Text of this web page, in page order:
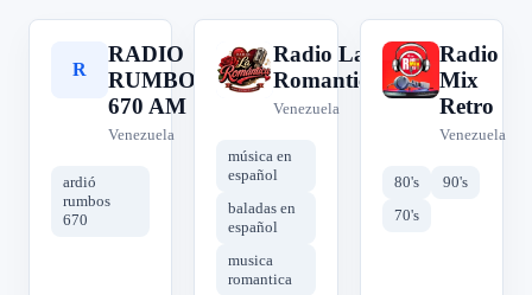
R
RADIO
RUMBOS
670 AM
Venezuela
ardió
rumbos
670
R
Radio La
Romantica
Venezuela
música en
español
baladas en
español
musica
romantica
R
Radio
Mix
Retro
Venezuela
80's
90's
70's